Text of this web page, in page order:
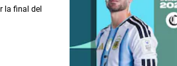
la final del